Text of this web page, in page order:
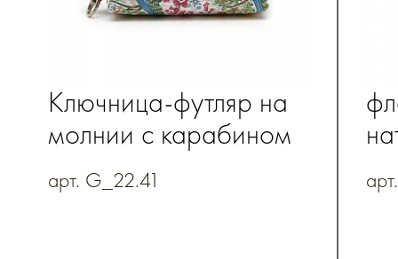
Ключница-футляр на
молнии с карабином
с полноцветной
печатью из
арт. G_22.41